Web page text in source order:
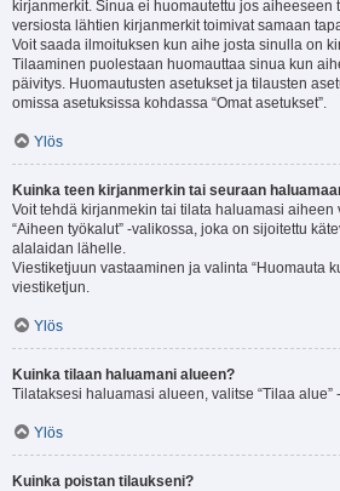
kirjanmerkit. Sinua ei huomautettu jos aiheeseen
versiosta lähtien kirjanmerkit toimivat samaan
Voit saada ilmoituksen kun aihe josta sinulla on
Tilaaminen puolestaan huomauttaa sinua kun
päivitys. Huomautusten asetukset ja tilausten
omissa asetuksissa kohdassa “Omat asetukset”.
Ylös
Kuinka teen kirjanmerkin tai seuraan
Voit tehdä kirjanmekin tai tilata haluamasi
“Aiheen työkalut” -valikossa, joka on sijoitettu
alalaidan lähelle.
Viestiketjuun vastaaminen ja valinta “Huomauta
viestiketjun.
Ylös
Kuinka tilaan haluamani alueen?
Tilataksesi haluamasi alueen, valitse “Tilaa
Ylös
Kuinka poistan tilaukseni?